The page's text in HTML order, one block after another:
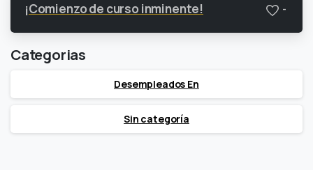
¡Comienzo de curso inminente! -
Categorias
Desempleados En
Sin categoría